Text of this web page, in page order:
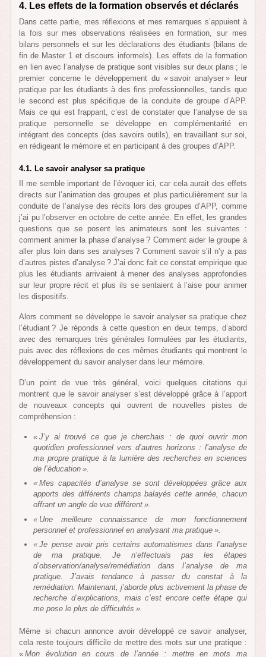
4. Les effets de la formation observés et déclarés
Dans cette partie, mes réflexions et mes remarques s’appuient à
la fois sur mes observations réalisées en formation, sur mes
bilans personnels et sur les déclarations des étudiants (bilans de
fin de Master 1 et discours informels). Les effets de la formation
en lien avec l’analyse de pratique sont visibles sur deux plans ; le
premier concerne le développement du « savoir analyser » leur
pratique par les étudiants à des fins professionnelles, tandis que
le second est plus spécifique de la conduite de groupe d’APP.
Mais ce qui est frappant, c’est de constater que l’analyse de sa
pratique personnelle se développe en complémentarité en
intégrant des concepts (des savoirs outils), en travaillant sur soi,
en rédigeant le mémoire et en participant à des groupes d’APP.
4.1. Le savoir analyser sa pratique
Il me semble important de l’évoquer ici, car cela aurait des effets
directs sur l’animation des groupes et plus particulièrement sur la
conduite de l’analyse des récits lors des groupes d’APP, comme
j’ai pu l’observer en octobre de cette année. En effet, les grandes
questions que se posent les animateurs sont les suivantes :
comment animer la phase d’analyse ? Comment aider le groupe à
aller plus loin dans ses analyses ? Comment savoir s’il n’y a pas
d’autres pistes d’analyse ? J’ai donc fait ce constat empirique que
plus les étudiants arrivaient à mener des analyses approfondies
sur leur propre récit et plus ils se sentaient à l’aise pour animer
les dispositifs.
Alors comment se développe le savoir analyser sa pratique chez
l’étudiant ? Je réponds à cette question en deux temps, d’abord
avec des remarques très générales formulées par les étudiants,
puis avec des réflexions de ces mêmes étudiants qui montrent le
développement du savoir analyser dans leur mémoire.
D’un point de vue très général, voici quelques citations qui
montrent que le savoir analyser s’est développé grâce à l’apport
de nouveaux concepts qui ouvrent de nouvelles pistes de
compréhension :
« J’y ai trouvé ce que je cherchais : de quoi ouvrir mon
quotidien professionnel vers d’autres horizons : l’analyse de
ma propre pratique à la lumière des recherches en sciences
de l’éducation ».
« Mes capacités d’analyse se sont développées grâce aux
apports des différents champs balayés cette année, chacun
offrant un angle de vue différent ».
« Une meilleure connaissance de mon fonctionnement
personnel et professionnel en analysant ma pratique ».
« Je pense avoir pris certains automatismes dans l’analyse
de ma pratique. Je n’effectuais pas les étapes
d’observation/analyse/remédiation dans l’analyse de ma
pratique. J’avais tendance à passer du constat à la
remédiation. Maintenant, j’aborde plus activement la phase de
recherche d’explications, mais c’est encore cette étape qui
me pose le plus de difficultés ».
Même si chacun annonce avoir développé ce savoir analyser,
cela reste toujours difficile de mettre des mots sur une pratique :
«Mon évolution en cours de l’année : mettre en mots ma